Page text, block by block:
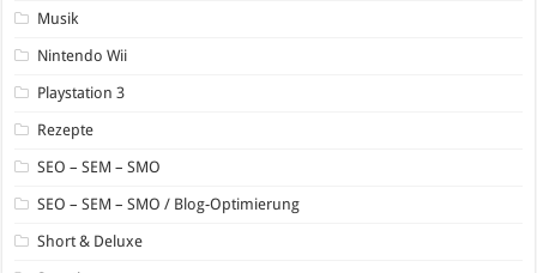
Musik
Nintendo Wii
Playstation 3
Rezepte
SEO – SEM – SMO
SEO – SEM – SMO / Blog-Optimierung
Short & Deluxe